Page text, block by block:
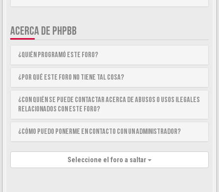
ACERCA DE PHPBB
¿Quién programó este foro?
¿Por qué este foro no tiene tal cosa?
¿Con quién se puede contactar acerca de abusos o usos ilegales
relacionados con este foro?
¿Cómo puedo ponerme en contacto con un Administrador?
Seleccione el foro a saltar